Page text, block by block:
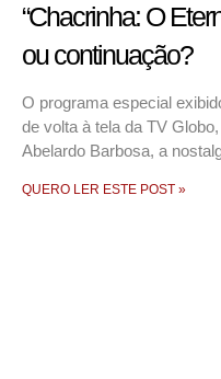
“Chacrinha: O
ou continuação?
O programa especial
de volta à tela da TV
Abelardo Barbosa, a
QUERO LER ESTE POST »